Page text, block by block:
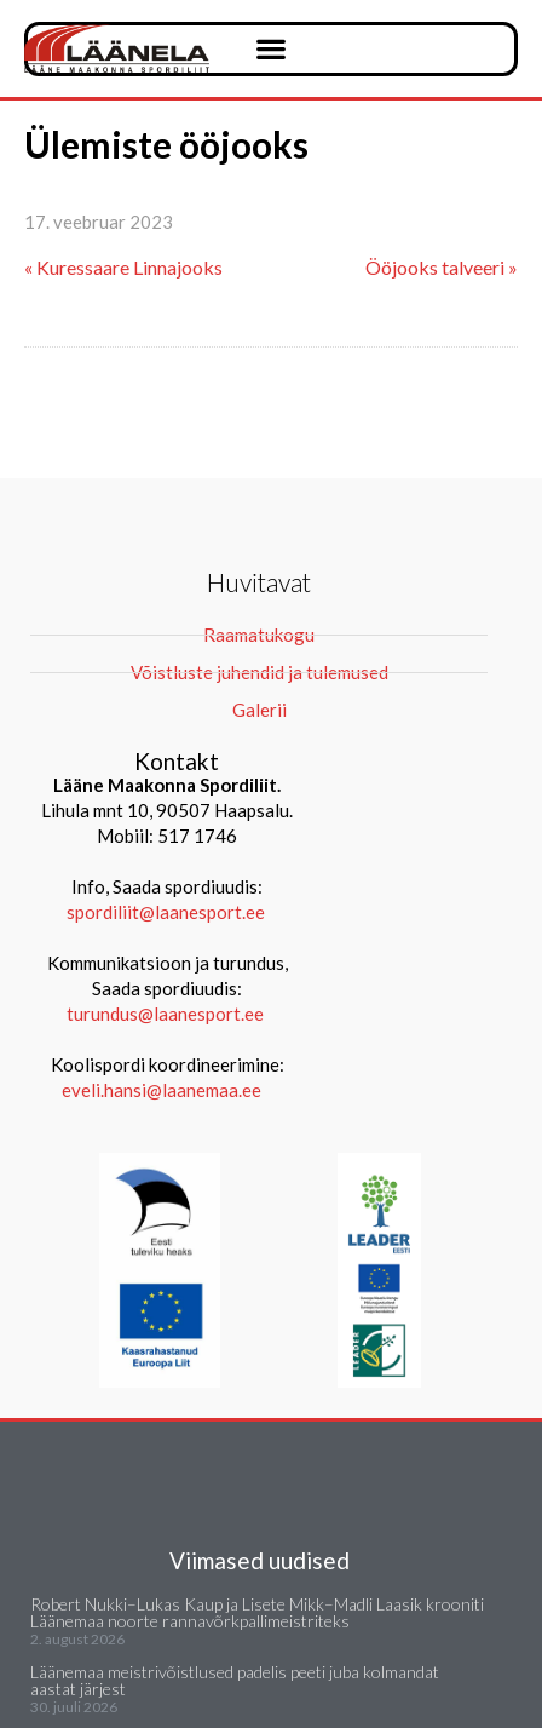
Ülemiste ööjooks
17. veebruar 2023
« Kuressaare Linnajooks Ööjooks talveeri »
Huvitavat
Raamatukogu
Võistluste juhendid ja tulemused
Galerii
Kontakt
Lääne Maakonna Spordiliit.
Lihula mnt 10, 90507 Haapsalu.
Mobiil: 517 1746
Info, Saada spordiuudis:
spordiliit@laanesport.ee
Kommunikatsioon ja turundus,
Saada spordiuudis:
turundus@laanesport.ee
Koolispordi koordineerimine:
eveli.hansi@laanemaa.ee
Viimased uudised
Robert Nukki–Lukas Kaup ja Lisete Mikk–Madli Laasik krooniti
Läänemaa noorte rannavõrkpallimeistriteks
2. august 2026
Läänemaa meistrivõistlused padelis peeti juba kolmandat
aastat järjest
30. juuli 2026